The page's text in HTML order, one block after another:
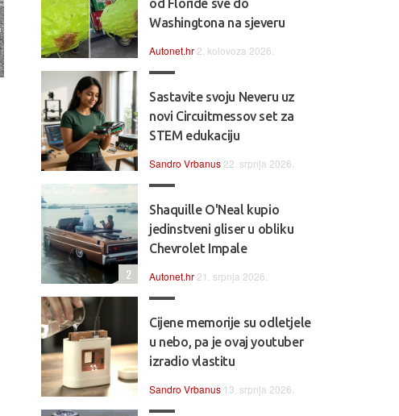
od Floride sve do
Washingtona na sjeveru
Autonet.hr 2. kolovoza 2026.
Sastavite svoju Neveru uz
novi Circuitmessov set za
STEM edukaciju
Sandro Vrbanus 22. srpnja 2026.
Shaquille O'Neal kupio
jedinstveni gliser u obliku
Chevrolet Impale
Autonet.hr 21. srpnja 2026.
2
Cijene memorije su odletjele
u nebo, pa je ovaj youtuber
izradio vlastitu
Sandro Vrbanus 13. srpnja 2026.